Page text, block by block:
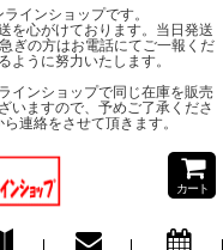
インショップです。
を心がけております。当日発送
ぎの方はお電話にてご一報くだ
ように努力いたします。
インショップで同じ在庫を販売
いますので、予めご了承くださ
連絡をさせて頂きます。
カート